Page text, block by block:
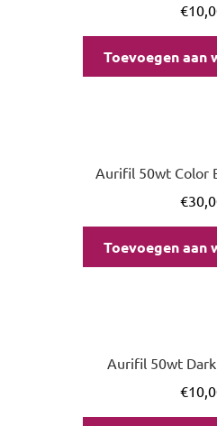
€
Toevoegen aan
Aurifil 50wt Color
€
Toevoegen aan
Aurifil 50wt
€